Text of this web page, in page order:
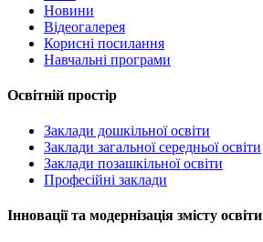
Новини
Відеогалерея
Корисні посилання
Навчальні програми
Освітній простір
Заклади дошкільної освіти
Заклади загальної середньої освіти
Заклади позашкільної освіти
Професійні заклади
Інновації та модернізація змісту освіти